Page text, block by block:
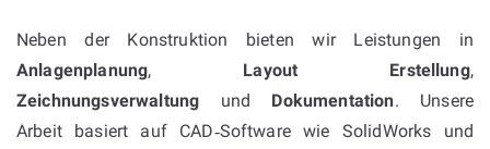
Neben der Konstruktion bieten wir Leistungen in
Anlagenplanung, Layout Erstellung,
Zeichnungsverwaltung und Dokumentation. Unsere
Arbeit basiert auf CAD‑Software wie SolidWorks und